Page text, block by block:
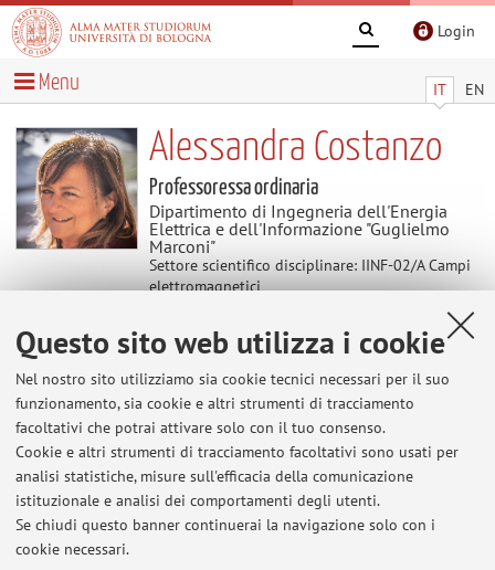
Questo sito web utilizza i cookie
Nel nostro sito utilizziamo sia cookie tecnici necessari per il suo
funzionamento, sia cookie e altri strumenti di tracciamento
facoltativi che potrai attivare solo con il tuo consenso.
Cookie e altri strumenti di tracciamento facoltativi sono usati per
analisi statistiche, misure sull'efficacia della comunicazione
istituzionale e analisi dei comportamenti degli utenti.
Se chiudi questo banner continuerai la navigazione solo con i
cookie necessari.
Login
IT EN
Menu
Alessandra Costanzo
Professoressa ordinaria
Dipartimento di Ingegneria dell'Energia
Elettrica e dell'Informazione "Guglielmo
Marconi"
Settore scientifico disciplinare: IINF-02/A Campi
elettromagnetici
Delegata alla Terza Missione del Dipartimento di
Ingegneria dell'Energia Elettrica e
Avvisi
Al momento non sono presenti avvisi.